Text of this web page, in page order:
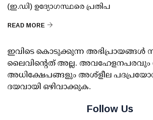
(ഇ.ഡി) ഉദ്യോഗസ്ഥരെ പ്രതിപ
READ MORE
ഇവിടെ കൊടുക്കുന്ന അഭിപ്രായങ്ങള്‍
ലൈവിന്റെത് അല്ല. അവഹേളനപരവും
അധിക്ഷേപങ്ങളും അശ്‌ളീല
ദയവായി ഒഴിവാക്കുക.
Follow Us